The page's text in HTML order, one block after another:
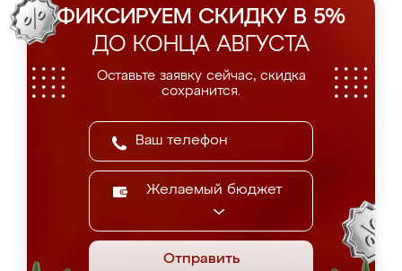
ФИКСИРУЕМ СКИДКУ В 5%
ДО КОНЦА АВГУСТА
Оставьте заявку сейчас, скидка
сохранится.
Желаемый бюджет
Отправить